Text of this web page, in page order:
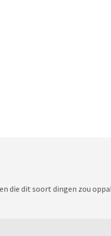
die dit soort dingen zou